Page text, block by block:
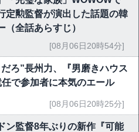
定勲監督が演出した話題の韓
（全話あらすじ）
[08月06日20時54分]
ろ”長州力、『男磨きハウス
で参加者に本気のエール
[08月06日20時25分]
ン監督8年ぶりの新作『可能